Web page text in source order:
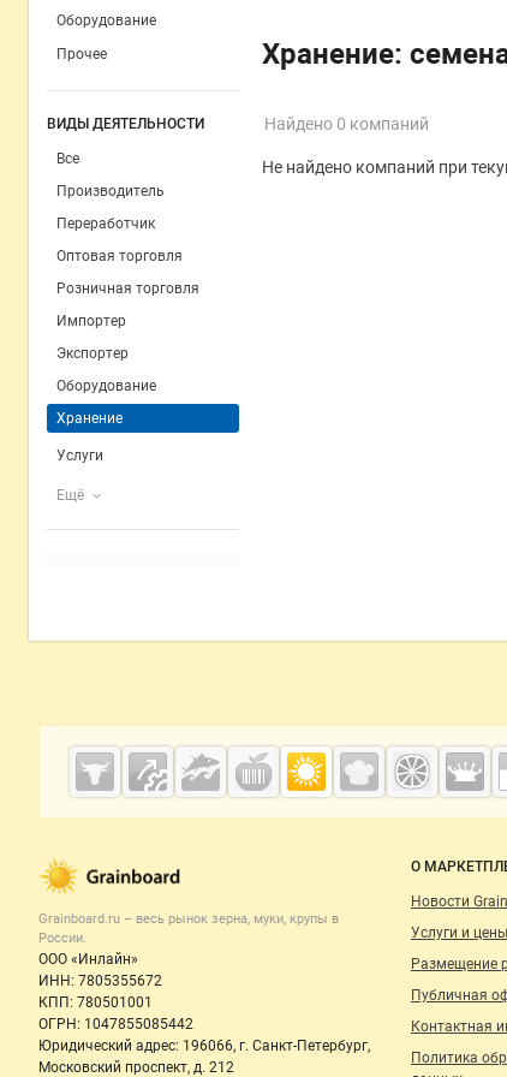
Оборудование
Прочее
ВИДЫ ДЕЯТЕЛЬНОСТИ
Все
Производитель
Переработчик
Оптовая торговля
Розничная торговля
Импортер
Экспортер
Оборудование
Хранение
Услуги
Ещё
Хранение:
Найдено 0 компаний
Не найдено компаний при
Дополнительная информация
Cсылки на полезные проекты
Grainboard.ru
Важные разделы и контакты
Grainboard.ru – весь рынок зерна, муки, крупы в
России.
ООО «Инлайн»
ИНН: 7805355672
КПП: 780501001
ОГРН: 1047855085442
Юридический адрес: 196066, г. Санкт-Петербург,
Московский проспект, д. 212
О
Новости
Услуги и цены
Размещение
Публичная
Контактная
Политика